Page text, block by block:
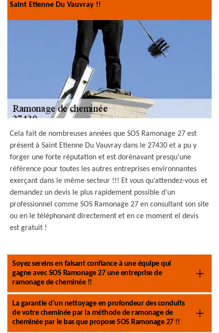
Saint Etienne Du Vauvray !!
Cela fait de nombreuses années que SOS Ramonage 27 est
présent à Saint Etienne Du Vauvray dans le 27430 et a pu y
forger une forte réputation et est dorénavant presqu’une
référence pour toutes les autres entreprises environnantes
exerçant dans le même secteur !!! Et vous qu’attendez-vous et
demandez un devis le plus rapidement possible d’un
professionnel comme SOS Ramonage 27 en consultant son site
ou en le téléphonant directement et en ce moment el devis
est gratuit !
Soyez sereins en faisant confiance à une équipe qui
gagne avec SOS Ramonage 27 une entreprise de
ramonage de cheminée !!
La garantie d’un nettoyage en profondeur des conduits
de votre cheminée par la méthode de ramonage de
cheminée par le bas que propose SOS Ramonage 27 !!